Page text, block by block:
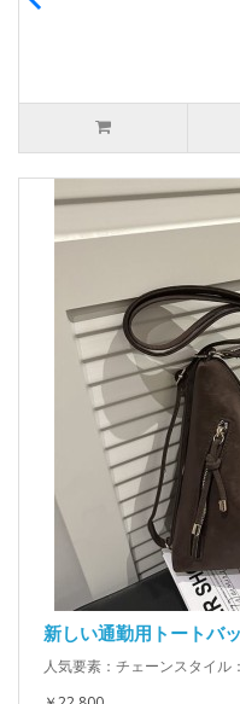
新しい通勤用トートバ
人気要素：チェーンスタイル